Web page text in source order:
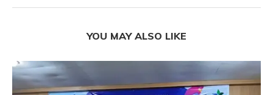
YOU MAY ALSO LIKE